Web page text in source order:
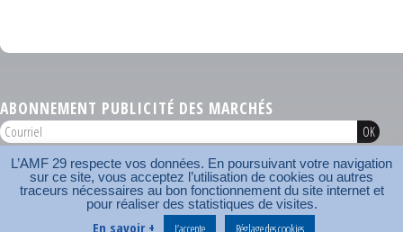
ABONNEMENT PUBLICITÉ DES MARCHÉS
AMF 29 © 2026
Plan du site Nos coordonnées Mentions légales
Contact
Carrefour des communes
AMF
L’AMF 29 respecte vos données. En poursuivant votre navigation
sur ce site, vous acceptez l’utilisation de cookies ou autres
traceurs nécessaires au bon fonctionnement du site internet et
pour réaliser des statistiques de visites.
En savoir + J’accepte Réglage des cookies